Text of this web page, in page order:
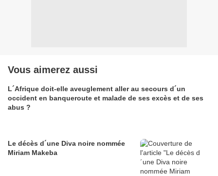
Vous aimerez aussi
L´Afrique doit-elle aveuglement aller au secours d´un
occident en banqueroute et malade de ses excès et de ses
abus ?
Le décès d´une Diva noire nommée
Miriam Makeba